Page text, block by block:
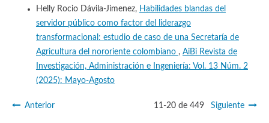
Helly Rocio Dávila-Jimenez, Habilidades blandas del
servidor público como factor del liderazgo
transformacional: estudio de caso de una Secretaría de
Agricultura del nororiente colombiano , AiBi Revista de
Investigación, Administración e Ingeniería: Vol. 13 Núm. 2
(2025): Mayo-Agosto
Anterior 11-20 de 449 Siguiente